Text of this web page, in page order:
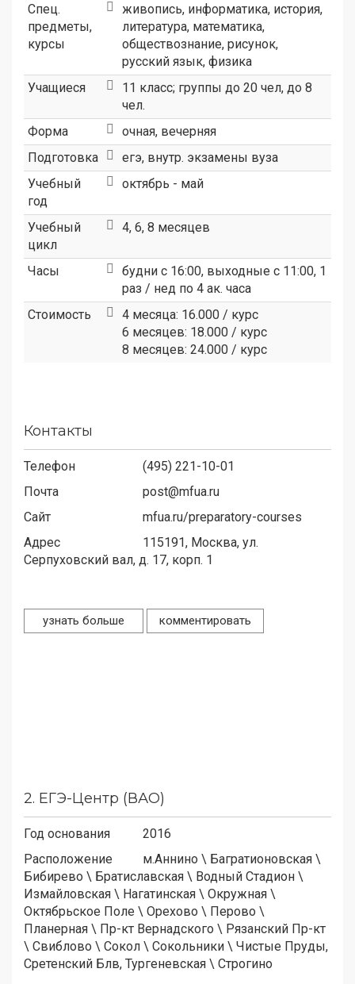
Спец.
предметы,
курсы
живопись, информатика, история,
литература, математика,
обществознание, рисунок,
русский язык, физика
Учащиеся
11 класс; группы до 20 чел, до 8
чел.
Форма
очная, вечерняя
Подготовка
егэ, внутр. экзамены вуза
Учебный
год
октябрь - май
Учебный
цикл
4, 6, 8 месяцев
Часы
будни с 16:00, выходные с 11:00, 1
раз / нед по 4 ак. часа
Стоимость
4 месяца: 16.000 / курс
6 месяцев: 18.000 / курс
8 месяцев: 24.000 / курс
Контакты
Телефон
(495) 221-10-01
Почта
post@mfua.ru
Сайт
mfua.ru/preparatory-courses
Адрес
115191, Москва, ул.
Серпуховский вал, д. 17, корп. 1
узнать больше комментировать
2. ЕГЭ-Центр (ВАО)
Год основания
2016
Расположение
м.Аннино \ Багратионовская \
Бибирево \ Братиславская \ Водный Стадион \
Измайловская \ Нагатинская \ Окружная \
Октябрьское Поле \ Орехово \ Перово \
Планерная \ Пр-кт Вернадского \ Рязанский Пр-кт
\ Свиблово \ Сокол \ Сокольники \ Чистые Пруды,
Сретенский Блв, Тургеневская \ Строгино